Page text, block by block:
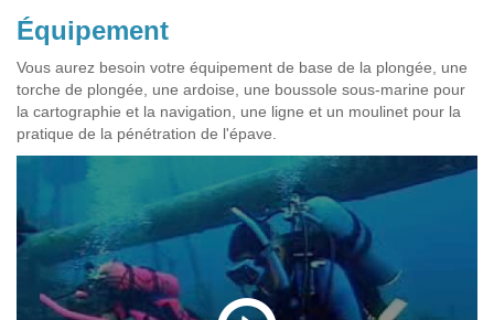
Équipement
Vous aurez besoin votre équipement de base de la plongée, une
torche de plongée, une ardoise, une boussole sous-marine pour
la cartographie et la navigation, une ligne et un moulinet pour la
pratique de la pénétration de l'épave.